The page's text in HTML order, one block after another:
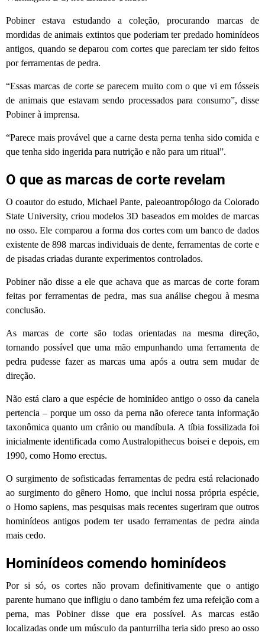
Pobiner estava estudando a coleção, procurando marcas de
mordidas de animais extintos que poderiam ter predado hominídeos
antigos, quando se deparou com cortes que pareciam ter sido feitos
por ferramentas de pedra.
“Essas marcas de corte se parecem muito com o que vi em fósseis
de animais que estavam sendo processados para consumo”, disse
Pobiner à imprensa.
“Parece mais provável que a carne desta perna tenha sido comida e
que tenha sido ingerida para nutrição e não para um ritual”.
O que as marcas de corte revelam
O coautor do estudo, Michael Pante, paleoantropólogo da Colorado
State University, criou modelos 3D baseados em moldes de marcas
no osso. Ele comparou a forma dos cortes com um banco de dados
existente de 898 marcas individuais de dente, ferramentas de corte e
de pisadas criadas durante experimentos controlados.
Pobiner não disse a ele que achava que as marcas de corte foram
feitas por ferramentas de pedra, mas sua análise chegou à mesma
conclusão.
As marcas de corte são todas orientadas na mesma direção,
tornando possível que uma mão empunhando uma ferramenta de
pedra pudesse fazer as marcas uma após a outra sem mudar de
direção.
Não está claro a que espécie de hominídeo antigo o osso da canela
pertencia – porque um osso da perna não oferece tanta informação
taxonômica quanto um crânio ou mandíbula. A tíbia fossilizada foi
inicialmente identificada como Australopithecus boisei e depois, em
1990, como Homo erectus.
O surgimento de sofisticadas ferramentas de pedra está relacionado
ao surgimento do gênero Homo, que inclui nossa própria espécie,
o Homo sapiens, mas pesquisas mais recentes sugeriram que outros
hominídeos antigos podem ter usado ferramentas de pedra ainda
mais cedo.
Hominídeos comendo hominídeos
Por si só, os cortes não provam definitivamente que o antigo
parente humano que infligiu o dano também fez uma refeição com a
perna, mas Pobiner disse que era possível. As marcas estão
localizadas onde um músculo da panturrilha teria sido preso ao osso